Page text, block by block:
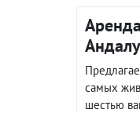
самых
шестью